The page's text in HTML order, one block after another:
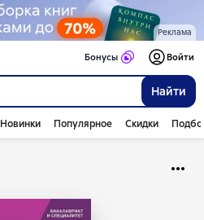
Реклама
Найти
Бонусы Войти
Новинки Популярное Скидки